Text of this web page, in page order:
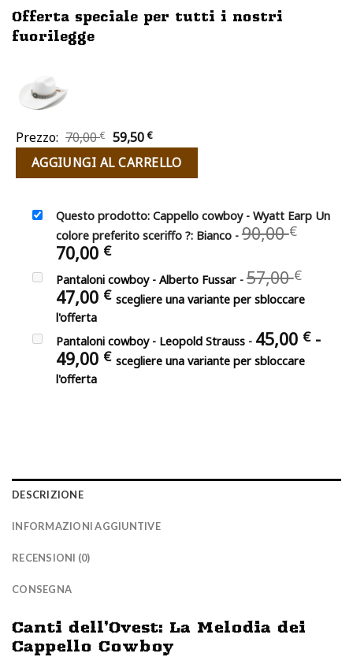
Offerta speciale per tutti i nostri
fuorilegge
Prezzo: 70,00€ Il
prezzo
originale
70,00 €.
59,50€Il
prezzo
attuale
59,50 €.
AGGIUNGI AL CARRELLO
Questo prodotto: Cappello cowboy - Wyatt Earp Un
colore preferito sceriffo ?: Bianco -90,00€
era:
90,00
70,00 €Il
attuale
è:
Pantaloni cowboy - Alberto Fussar -57,00€
era:
47,00 €Il
prezzo
è:
47,00 €.
scegliere una variante per sbloccare
l'offerta
Pantaloni cowboy - Leopold Strauss - 45,00 € -
49,00 €Fascia
scegliere una variante per sbloccare
l'offerta
DESCRIZIONE
INFORMAZIONI AGGIUNTIVE
RECENSIONI (0)
CONSEGNA
Canti dell’Ovest: La Melodia dei
Cappello Cowboy